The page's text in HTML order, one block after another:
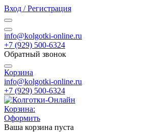
Вход / Регистрация
info@kolgotki-online.ru
+7 (929) 500-6324
Обратный звонок
Корзина
info@kolgotki-online.ru
+7 (929) 500-6324
Корзина:
Оформить
Ваша корзина пуста